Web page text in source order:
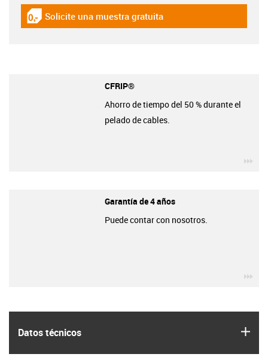
Datos técnicos
igus-icon-gratismuster
Solicite una muestra gratuita
CFRIP®
Ahorro de tiempo del 50 % durante el
pelado de cables.
Garantía de 4 años
Puede contar con nosotros.